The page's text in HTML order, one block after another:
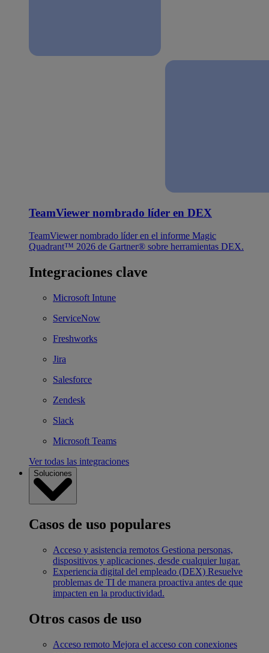
TeamViewer nombrado líder en DEX
TeamViewer nombrado líder en el informe Magic
Quadrant™ 2026 de Gartner® sobre herramientas DEX.
Integraciones clave
Microsoft Intune
ServiceNow
Freshworks
Jira
Salesforce
Zendesk
Slack
Microsoft Teams
Ver todas las integraciones
Soluciones
Casos de uso populares
Acceso y asistencia remotos Gestiona personas,
dispositivos y aplicaciones, desde cualquier lugar.
Experiencia digital del empleado (DEX) Resuelve
problemas de TI de manera proactiva antes de que
impacten en la productividad.
Otros casos de uso
Acceso remoto Mejora el acceso con conexiones